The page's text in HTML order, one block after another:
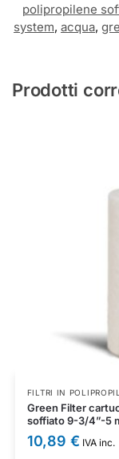
polipropilene
system, acqua,
Prodotti
FILTRI IN
Green Filter
soffiato 9-3/4”-5
10,89 € IVA inc.